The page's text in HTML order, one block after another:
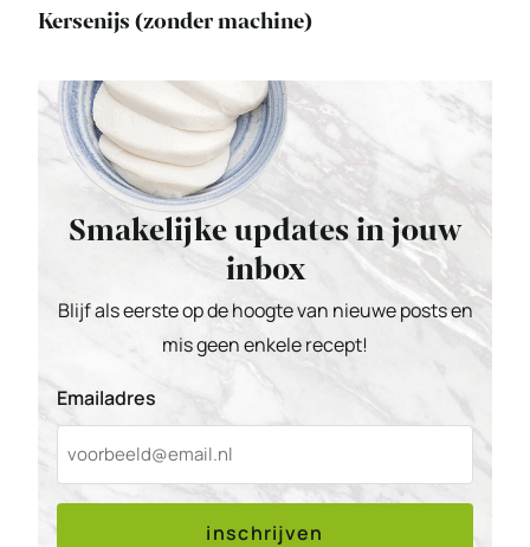
Kersenijs (zonder machine)
Smakelijke updates in jouw
inbox
Blijf als eerste op de hoogte van nieuwe posts en
mis geen enkele recept!
Emailadres
inschrijven